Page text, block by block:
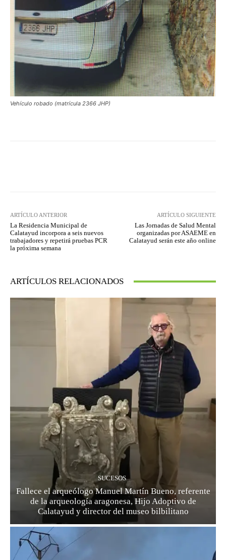
Vehículo robado (matrícula 2366 JHP)
ARTÍCULO ANTERIOR
La Residencia Municipal de
Calatayud incorpora a seis nuevos
trabajadores y repetirá pruebas PCR
la próxima semana
ARTÍCULO SIGUIENTE
Las Jornadas de Salud Mental
organizadas por ASAEME en
Calatayud serán este año online
ARTÍCULOS RELACIONADOS
SUCESOS
Fallece el arqueólogo Manuel Martín Bueno, referente
de la arqueología aragonesa, Hijo Adoptivo de
Calatayud y director del museo bilbilitano